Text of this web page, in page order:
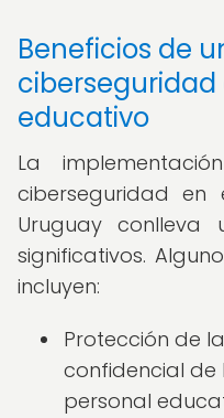
Beneficios de
educativo
La
ciberseguridad
Uruguay conlleva
significativos.
incluyen:
Protección de
confidencial de
personal